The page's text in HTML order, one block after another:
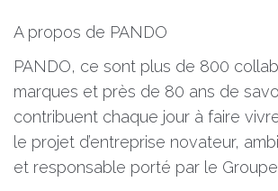
A propos de PANDO
PANDO, ce sont plus de 800
marques et près de 80 ans de
contribuent chaque jour à faire
le projet d’entreprise novateur,
et responsable porté par le